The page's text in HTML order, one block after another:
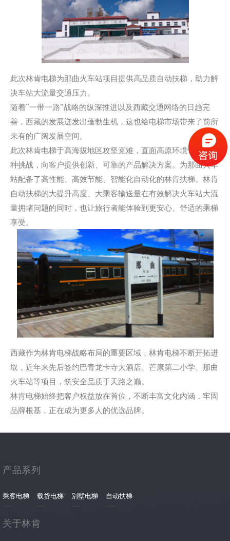
此次林肯电梯为那曲火车站项目提供高品质自动扶梯，助力解
决车站大流量交通压力。
随着“一带一路”战略的纵深推进以及西藏交通网络的日趋完
善，西藏的发展迸发出蓬勃生机，这也给电梯市场带来了前所
未有的广阔发展空间。
此次林肯电梯于高海拔地区攻坚克难，直面高原环境带来的各
种挑战，向客户提供创新、可靠的产品解决方案。为那曲火车
站配备了高性能、高效节能、智能化自动化的林肯扶梯。林肯
自动扶梯的大提升高度、大乘客输送量在有效解决火车站大流
量拥堵问题的同时，也让旅行者能体验到更安心、舒适的乘梯
享受。
西藏作为林肯电梯战略布局的重要区域，林肯电梯不断开拓进
取，近年来先后签约巴青龙卡寺大酒店、芒康第二小学、那曲
火车站等项目，筑安全品质于天路之巅。
林肯电梯始终把客户权益放在首位，不断丰富文化内涵，牢固
品牌根基，正在成为更多人的优选品牌。
产品系列
乘客电梯 载货电梯 别墅电梯 自动扶梯
关于林肯